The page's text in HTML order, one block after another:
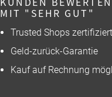
MIT "SEHR GUT"
Trusted Shops zertifiziert
Geld-zurück-Garantie
Kauf auf Rechnung